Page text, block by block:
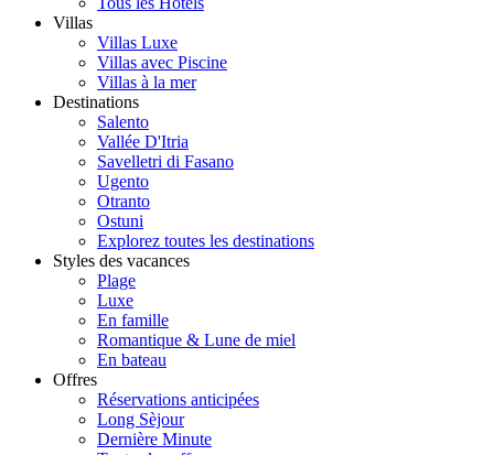
Villas
Villas Luxe
Villas avec Piscine
Villas à la mer
Destinations
Salento
Vallée D'Itria
Savelletri di Fasano
Ugento
Otranto
Ostuni
Explorez toutes les destinations
Styles des vacances
Plage
Luxe
En famille
Romantique & Lune de miel
En bateau
Offres
Réservations anticipées
Long Sèjour
Dernière Minute